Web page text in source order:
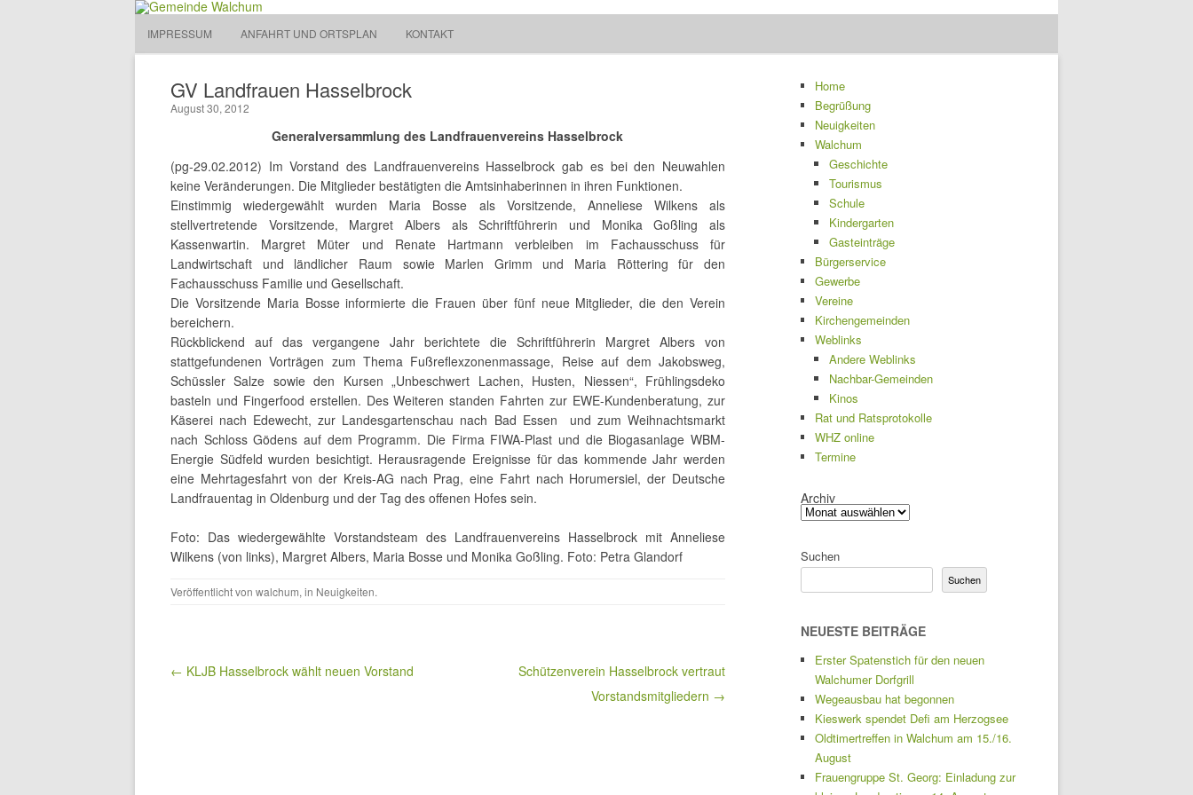
Gemeinde Walchum Gemeinde Walchum
IMPRESSUM ANFAHRT UND ORTSPLAN KONTAKT
GV Landfrauen Hasselbrock
August 30, 2012
Generalversammlung des Landfrauenvereins Hasselbrock
(pg-29.02.2012) Im Vorstand des Landfrauenvereins Hasselbrock gab es bei den Neuwahlen
keine Veränderungen. Die Mitglieder bestätigten die Amtsinhaberinnen in ihren Funktionen.
Einstimmig wiedergewählt wurden Maria Bosse als Vorsitzende, Anneliese Wilkens als
stellvertretende Vorsitzende, Margret Albers als Schriftführerin und Monika Goßling als
Kassenwartin. Margret Müter und Renate Hartmann verbleiben im Fachausschuss für
Landwirtschaft und ländlicher Raum sowie Marlen Grimm und Maria Röttering für den
Fachausschuss Familie und Gesellschaft.
Die Vorsitzende Maria Bosse informierte die Frauen über fünf neue Mitglieder, die den Verein
bereichern.
Rückblickend auf das vergangene Jahr berichtete die Schriftführerin Margret Albers von
stattgefundenen Vorträgen zum Thema Fußreflexzonenmassage, Reise auf dem Jakobsweg,
Schüssler Salze sowie den Kursen „Unbeschwert Lachen, Husten, Niessen“, Frühlingsdeko
basteln und Fingerfood erstellen. Des Weiteren standen Fahrten zur EWE-Kundenberatung, zur
Käserei nach Edewecht, zur Landesgartenschau nach Bad Essen und zum Weihnachtsmarkt
nach Schloss Gödens auf dem Programm. Die Firma FIWA-Plast und die Biogasanlage WBM-
Energie Südfeld wurden besichtigt. Herausragende Ereignisse für das kommende Jahr werden
eine Mehrtagesfahrt von der Kreis-AG nach Prag, eine Fahrt nach Horumersiel, der Deutsche
Landfrauentag in Oldenburg und der Tag des offenen Hofes sein.
Foto: Das wiedergewählte Vorstandsteam des Landfrauenvereins Hasselbrock mit Anneliese
Wilkens (von links), Margret Albers, Maria Bosse und Monika Goßling. Foto: Petra Glandorf
Veröffentlicht von walchum, in Neuigkeiten.
Beitragsnavigation
← KLJB Hasselbrock wählt neuen Vorstand
Schützenverein Hasselbrock vertraut
Vorstandsmitgliedern →
Home
Begrüßung
Neuigkeiten
Walchum
Geschichte
Tourismus
Schule
Kindergarten
Gasteinträge
Bürgerservice
Gewerbe
Vereine
Kirchengemeinden
Weblinks
Andere Weblinks
Nachbar-Gemeinden
Kinos
Rat und Ratsprotokolle
WHZ online
Termine
Archiv
Suchen
Suchen
NEUESTE BEITRÄGE
Erster Spatenstich für den neuen
Walchumer Dorfgrill
Wegeausbau hat begonnen
Kieswerk spendet Defi am Herzogsee
Oldtimertreffen in Walchum am 15./16.
August
Frauengruppe St. Georg: Einladung zur